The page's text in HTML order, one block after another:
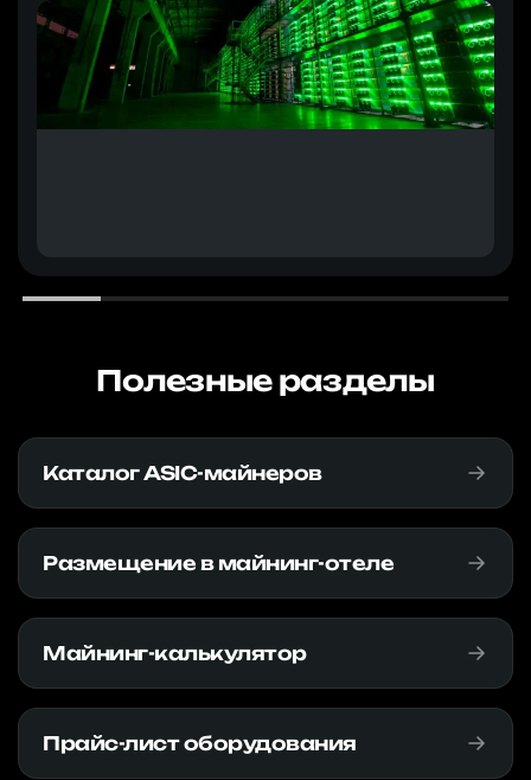
Полезные разделы
Каталог ASIC-майнеров
Размещение в майнинг-отеле
Майнинг-калькулятор
Прайс-лист оборудования